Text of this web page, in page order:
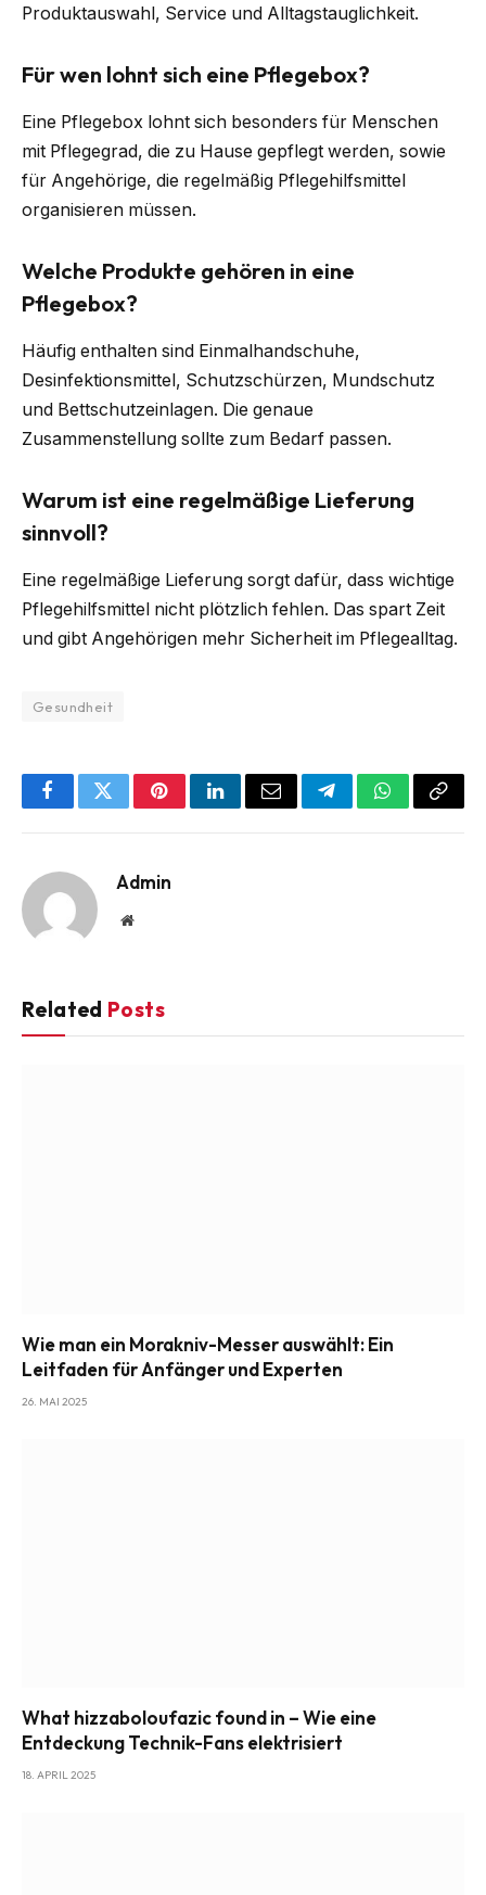
Produktauswahl, Service und Alltagstauglichkeit.
Für wen lohnt sich eine Pflegebox?
Eine Pflegebox lohnt sich besonders für Menschen
mit Pflegegrad, die zu Hause gepflegt werden, sowie
für Angehörige, die regelmäßig Pflegehilfsmittel
organisieren müssen.
Welche Produkte gehören in eine
Pflegebox?
Häufig enthalten sind Einmalhandschuhe,
Desinfektionsmittel, Schutzschürzen, Mundschutz
und Bettschutzeinlagen. Die genaue
Zusammenstellung sollte zum Bedarf passen.
Warum ist eine regelmäßige Lieferung
sinnvoll?
Eine regelmäßige Lieferung sorgt dafür, dass wichtige
Pflegehilfsmittel nicht plötzlich fehlen. Das spart Zeit
und gibt Angehörigen mehr Sicherheit im Pflegealltag.
Gesundheit
FacebookTwitterPinterestLinkedInEmail TelegramWhatsApp
Copy
Admin
Website
Related Posts
Wie man ein Morakniv-Messer auswählt: Ein
Leitfaden für Anfänger und Experten
26. MAI 2025
What hizzaboloufazic found in – Wie eine
Entdeckung Technik-Fans elektrisiert
18. APRIL 2025